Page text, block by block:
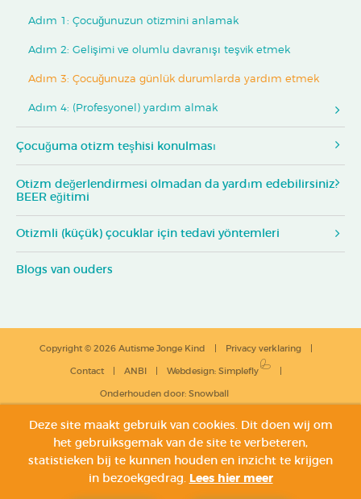
Adım 1: Çocuğunuzun otizmini anlamak
Adım 2: Gelişimi ve olumlu davranışı teşvik etmek
Adım 3: Çocuğunuza günlük durumlarda yardım etmek
Adım 4: (Profesyonel) yardım almak
Çocuğuma otizm teşhisi konulması
Otizm değerlendirmesi olmadan da yardım edebilirsiniz:
BEER eğitimi
Otizmli (küçük) çocuklar için tedavi yöntemleri
Blogs van ouders
Copyright © 2026 Autisme Jonge Kind Privacy verklaring
Contact ANBI Webdesign: Simplefly
Onderhouden door: Snowball
Deze site maakt gebruik van cookies. Dit doen wij om
het gebruiksgemak van de site te verbeteren,
statistieken bij te kunnen houden en inzicht te krijgen
in bezoekgedrag. Lees hier meer